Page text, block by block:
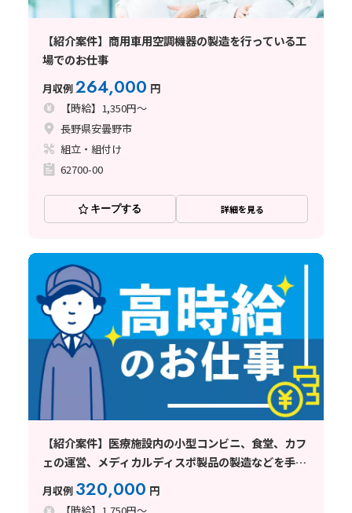
【紹介案件】商用車用空調機器の製造を行っている工
場でのお仕事
月収例264,000 円
【時給】1,350円～
長野県安曇野市
組立・組付け
62700-00
キープする 詳細を見る
【紹介案件】医療施設内の小型コンビニ、食堂、カフ
ェの運営、メディカルディスポ製品の製造などを手掛
けている企業
月収例 320,000 円